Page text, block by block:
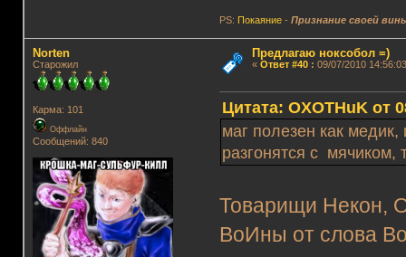
PS: Покаяние -Признание своей
Norten
Старожил
Карма: 101
Оффлайн
Сообщений: 840
Предлагаю ноксобол =)
« Ответ #40: 09/07/2010
Цитата: OXOTHuK от
маг полезен как
разгонятся с мячиком,
Товарищи Некон,
ВоИны от слова